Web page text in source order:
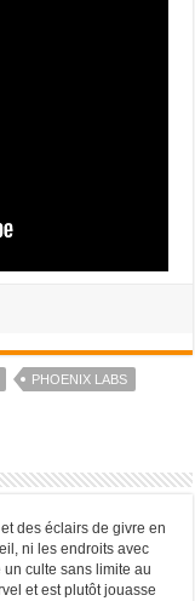
PHOENIX LABS
des éclairs de givre en
ni les endroits avec
culte sans limite au
et est plutôt jouasse